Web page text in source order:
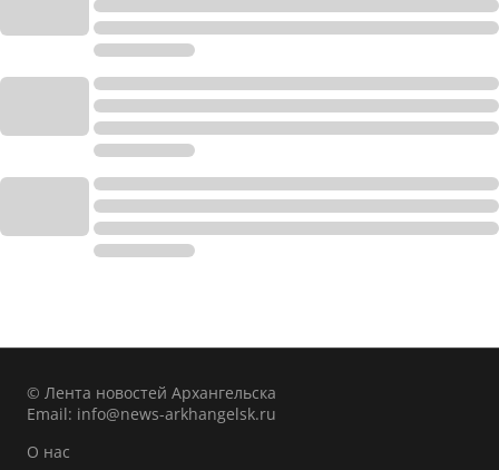
© Лента новостей Архангельска
Email: info@news-arkhangelsk.ru
О нас